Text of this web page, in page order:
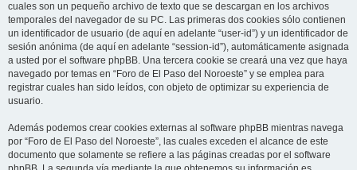
cuales son un pequeño archivo de texto que se descargan en los archivos
temporales del navegador de su PC. Las primeras dos cookies sólo contienen
un identificador de usuario (de aquí en adelante “user-id”) y un identificador de
sesión anónima (de aquí en adelante “session-id”), automáticamente asignada
a usted por el software phpBB. Una tercera cookie se creará una vez que haya
navegado por temas en “Foro de El Paso del Noroeste” y se emplea para
registrar cuales han sido leídos, con objeto de optimizar su experiencia de
usuario.
Además podemos crear cookies externas al software phpBB mientras navega
por “Foro de El Paso del Noroeste”, las cuales exceden el alcance de este
documento que solamente se refiere a las páginas creadas por el software